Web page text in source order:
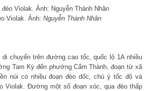
Violak. Ảnh: Nguyễn Thành Nhân
chuyển trên đường cao tốc, quốc lộ 1A nhiều
Tam Kỳ đến phường Cẩm Thành, đoạn từ xã
núi có nhiều đoạn đèo dốc, chú ý tốc độ và
Violak. Đường một số đoạn xóc, qua đèo thấp